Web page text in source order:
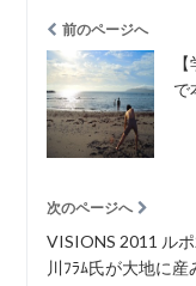
前のページへ
で
次のページへ
VISIONS 2011 ル
川ﾌﾗﾑ氏が大地に